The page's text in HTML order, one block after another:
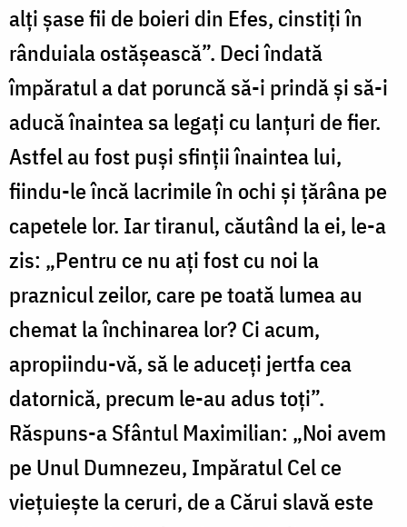
alți șase fii de boieri din Efes, cinstiți în
rânduiala ostășească”. Deci îndată
împăratul a dat poruncă să-i prindă și să-i
aducă înaintea sa legați cu lanțuri de fier.
Astfel au fost puși sfinții înaintea lui,
fiindu-le încă lacrimile în ochi și țărâna pe
capetele lor. Iar tiranul, căutând la ei, le-a
zis: „Pentru ce nu ați fost cu noi la
praznicul zeilor, care pe toată lumea au
chemat la închinarea lor? Ci acum,
apropiindu-vă, să le aduceți jertfa cea
datornică, precum le-au adus toți”.
Răspuns-a Sfântul Maximilian: „Noi avem
pe Unul Dumnezeu, Impăratul Cel ce
viețuiește la ceruri, de a Cărui slavă este